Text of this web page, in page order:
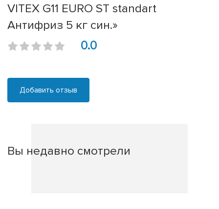
VITEX G11 EURO ST standart
Антифриз 5 кг син.»
0.0
Добавить отзыв
Вы недавно смотрели